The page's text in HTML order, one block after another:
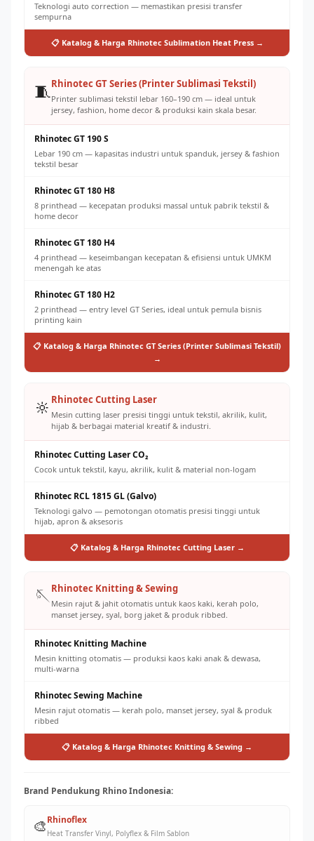
Teknologi auto correction — memastikan presisi transfer
sempurna
📋 Katalog & Harga Rhinotec Sublimation Heat Press →
🧵Rhinotec GT Series (Printer Sublimasi Tekstil)
Printer sublimasi tekstil lebar 160–190 cm — ideal untuk
jersey, fashion, home decor & produksi kain skala besar.
Rhinotec GT 190 S
Lebar 190 cm — kapasitas industri untuk spanduk, jersey & fashion
tekstil besar
Rhinotec GT 180 H8
8 printhead — kecepatan produksi massal untuk pabrik tekstil &
home decor
Rhinotec GT 180 H4
4 printhead — keseimbangan kecepatan & efisiensi untuk UMKM
menengah ke atas
Rhinotec GT 180 H2
2 printhead — entry level GT Series, ideal untuk pemula bisnis
printing kain
📋 Katalog & Harga Rhinotec GT Series (Printer Sublimasi Tekstil)
→
🔆 Rhinotec Cutting Laser
Mesin cutting laser presisi tinggi untuk tekstil, akrilik, kulit,
hijab & berbagai material kreatif & industri.
Rhinotec Cutting Laser CO₂
Cocok untuk tekstil, kayu, akrilik, kulit & material non-logam
Rhinotec RCL 1815 GL (Galvo)
Teknologi galvo — pemotongan otomatis presisi tinggi untuk
hijab, apron & aksesoris
📋 Katalog & Harga Rhinotec Cutting Laser →
🪡Rhinotec Knitting & Sewing
Mesin rajut & jahit otomatis untuk kaos kaki, kerah polo,
manset jersey, syal, borg jaket & produk ribbed.
Rhinotec Knitting Machine
Mesin knitting otomatis — produksi kaos kaki anak & dewasa,
multi-warna
Rhinotec Sewing Machine
Mesin rajut otomatis — kerah polo, manset jersey, syal & produk
ribbed
📋 Katalog & Harga Rhinotec Knitting & Sewing →
Brand Pendukung Rhino Indonesia:
🎨Rhinoflex
Heat Transfer Vinyl, Polyflex & Film Sablon